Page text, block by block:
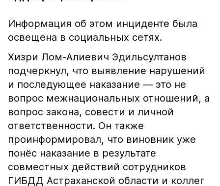
Информация об этом инциденте была
освещена в социальных сетях.
Хизри Лом-Алиевич Эдильсултанов
подчеркнул, что выявление нарушений
и последующее наказание — это не
вопрос межнациональных отношений, а
вопрос закона, совести и личной
ответственности. Он также
проинформировал, что виновник уже
понёс наказание в результате
совместных действий сотрудников
ГИБДД Астраханской области и коллег